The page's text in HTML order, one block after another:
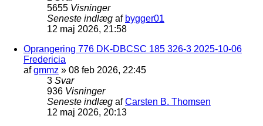
5655 Visninger
Seneste indlæg af bygger01
12 maj 2026, 21:58
Oprangering 776 DK-DBCSC 185 326-3 2025-10-06
Fredericia
afgmmz » 08 feb 2026, 22:45
3 Svar
936 Visninger
Seneste indlæg afCarsten B. Thomsen
12 maj 2026, 20:13